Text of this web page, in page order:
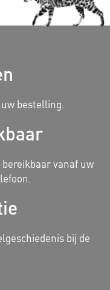
bestelling.
bereikbaar vanaf uw
bij de